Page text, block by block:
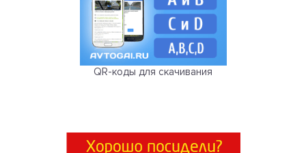
QR-коды для скачивания